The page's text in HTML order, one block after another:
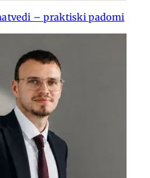
– praktiski padomi